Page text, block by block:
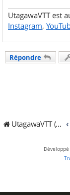
UtagawaVTT est
Instagram,
Répondre
UtagawaVTT (Randos VTT et VTTAE avec traces GPS)